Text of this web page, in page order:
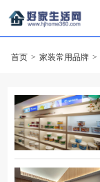
首页 > 家装常用品牌 >